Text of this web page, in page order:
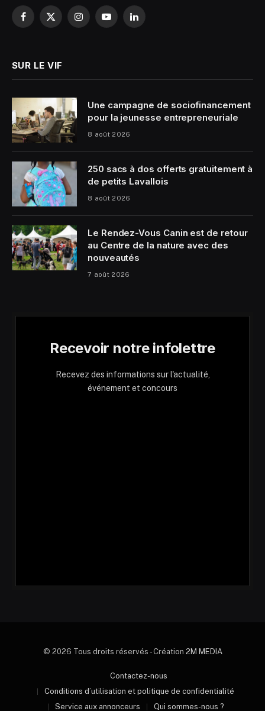
Facebook
X
InstagramYouTubeLinkedIn
SUR LE VIF
Une campagne de sociofinancement
pour la jeunesse entrepreneuriale
8 août 2026
250 sacs à dos offerts gratuitement à
de petits Lavallois
8 août 2026
Le Rendez-Vous Canin est de retour
au Centre de la nature avec des
nouveautés
7 août 2026
Recevoir notre infolettre
Recevez des informations sur l'actualité,
événement et concours
© 2026 Tous droits réservés - Création 2M MEDIA
Contactez-nous
Conditions d’utilisation et politique de confidentialité
Service aux annonceurs
Qui sommes-nous ?